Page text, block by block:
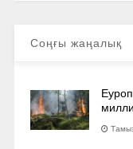
Соңғы жаңалық